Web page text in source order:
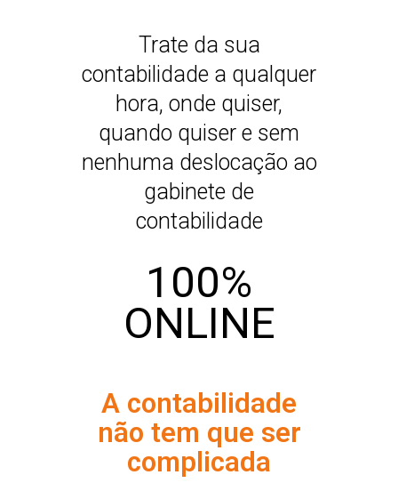
Trate da sua
contabilidade a qualquer
hora, onde quiser,
quando quiser e sem
nenhuma deslocação ao
gabinete de
contabilidade
100%
ONLINE
A contabilidade
não tem que ser
complicada